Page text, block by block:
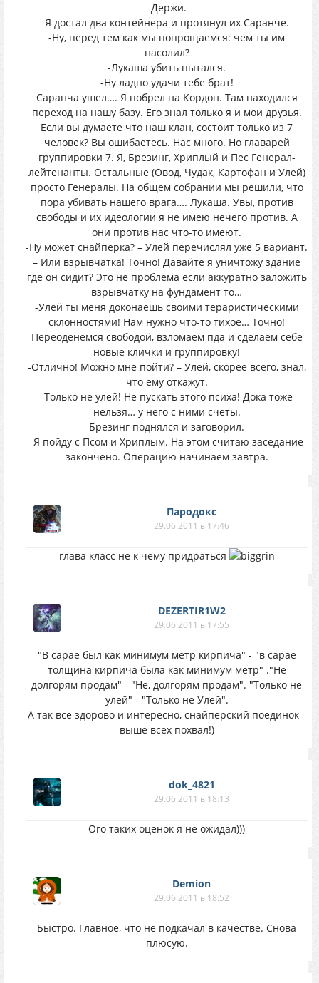
-Держи.
Я достал два контейнера и протянул их Саранче.
-Ну, перед тем как мы попрощаемся: чем ты им
насолил?
-Лукаша убить пытался.
-Ну ладно удачи тебе брат!
Саранча ушел…. Я побрел на Кордон. Там находился
переход на нашу базу. Его знал только я и мои друзья.
Если вы думаете что наш клан, состоит только из 7
человек? Вы ошибаетесь. Нас много. Но главарей
группировки 7. Я, Брезинг, Хриплый и Пес Генерал-
лейтенанты. Остальные (Овод, Чудак, Картофан и Улей)
просто Генералы. На общем собрании мы решили, что
пора убивать нашего врага…. Лукаша. Увы, против
свободы и их идеологии я не имею нечего против. А
они против нас что-то имеют.
-Ну может снайперка? – Улей перечислял уже 5 вариант.
– Или взрывчатка! Точно! Давайте я уничтожу здание
где он сидит? Это не проблема если аккуратно заложить
взрывчатку на фундамент то…
-Улей ты меня доконаешь своими тераристическими
склонностями! Нам нужно что-то тихое… Точно!
Переоденемся свободой, взломаем пда и сделаем себе
новые клички и группировку!
-Отлично! Можно мне пойти? – Улей, скорее всего, знал,
что ему откажут.
-Только не улей! Не пускать этого психа! Дока тоже
нельзя… у него с ними счеты.
Брезинг поднялся и заговорил.
-Я пойду с Псом и Хриплым. На этом считаю заседание
закончено. Операцию начинаем завтра.
Пародокс
29.06.2011 в 17:46
глава класс не к чему придраться
DEZERTIR1W2
29.06.2011 в 17:55
"В сарае был как минимум метр кирпича" - "в сарае
толщина кирпича была как минимум метр" ."Не
долгорям продам" - "Не, долгорям продам". "Только не
улей" - "Только не Улей".
А так все здорово и интересно, снайперский поединок -
выше всех похвал!)
dok_4821
29.06.2011 в 18:13
Ого таких оценок я не ожидал)))
Demion
29.06.2011 в 18:52
Быстро. Главное, что не подкачал в качестве. Снова
плюсую.